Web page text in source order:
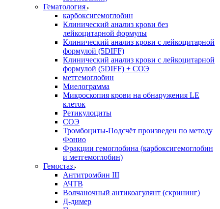
Гематология
карбоксигемоглобин
Клинический анализ крови без
лейкоцитарной формулы
Клинический анализ крови с лейкоцитарной
формулой (5DIFF)
Клинический анализ крови с лейкоцитарной
формулой (5DIFF) + СОЭ
метгемоглобин
Миелограмма
Микроскопия крови на обнаружения LE
клеток
Ретикулоциты
СОЭ
Тромбоциты-Подсчёт произведен по методу
Фонио
Фракции гемоглобина (карбоксигемоглобин
и метгемоглобин)
Гемостаз
Антитромбин III
АЧТВ
Волчаночный антикоагулянт (скрининг)
Д-димер